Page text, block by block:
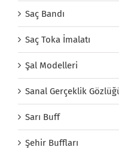
Saç Bandı
Saç Toka İmalatı
Şal Modelleri
Sanal Gerçeklik
Sarı Buff
Şehir Buffları